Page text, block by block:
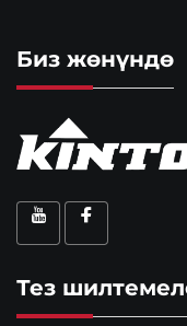
Биз жөнүндө
Тез